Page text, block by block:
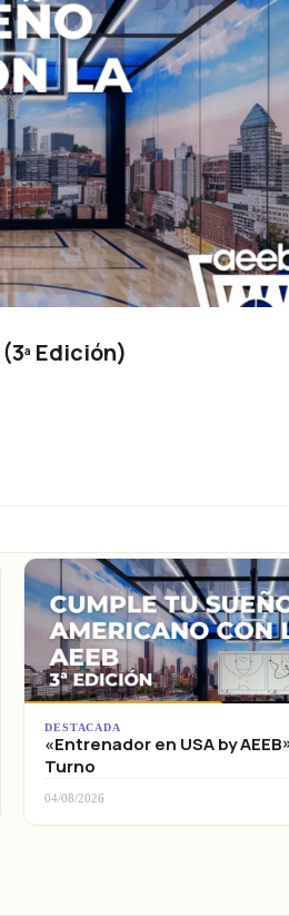
Edición)
DESTACADA
«Entrenador en USA by
Turno
04/08/2026